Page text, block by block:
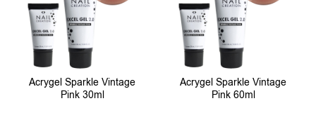
Acrygel Sparkle Vintage
Pink 30ml
Acrygel Sparkle Vintage
Pink 60ml